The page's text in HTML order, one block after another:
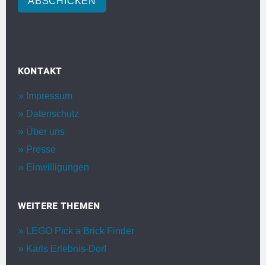
KONTAKT
Impressum
Datenschutz
Über uns
Presse
Einwilligungen
WEITERE THEMEN
LEGO Pick a Brick Finder
Karls Erlebnis-Dorf